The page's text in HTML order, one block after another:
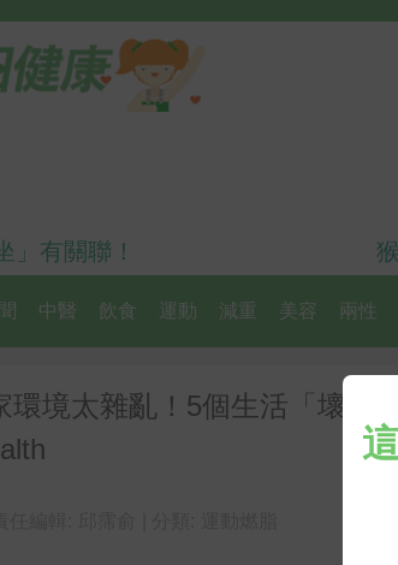
」有關聯！
中醫 飲食 運動 減重 美容 兩性
環境太雜亂！5個生活「壞習